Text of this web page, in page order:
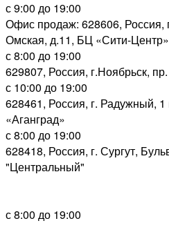
с 9:00 до 19:00
Офис продаж: 628606, Россия,
Омская, д.11, БЦ «Сити-Центр»
с 8:00 до 19:00
629807, Россия, г.Ноябрьск,
с 10:00 до 19:00
628461, Россия, г. Радужный,
«Аганград»
с 8:00 до 19:00
628418, Россия, г. Сургут,
"Центральный"
с 8:00 до 19:00